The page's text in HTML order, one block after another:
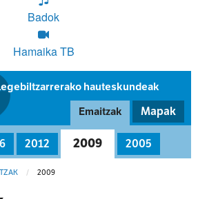
Badok
Hamaika TB
hauteskundeak
Emaitzak
Mapak
2012 2009 2005
2009